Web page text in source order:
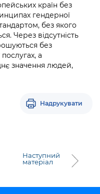
країн без
гендерної
без якого
Через відсутність
без
а
значення людей,
Надрукувати
Наступний
матеріал